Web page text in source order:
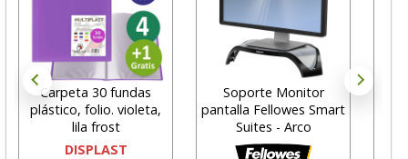
Carpeta 30 fundas
plástico, folio. violeta,
lila frost
DISPLAST
Soporte Monitor
pantalla Fellowes Smart
Suites - Arco